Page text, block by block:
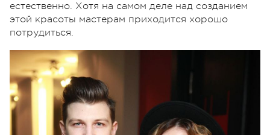
естественно. Хотя на самом деле над созданием
этой красоты мастерам приходится хорошо
потрудиться.